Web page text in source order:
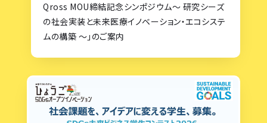
Qross MOU締結記念シンポジウム〜 研究シーズ
の社会実装と未来医療イノベーション・エコシステ
ムの構築 〜」のご案内